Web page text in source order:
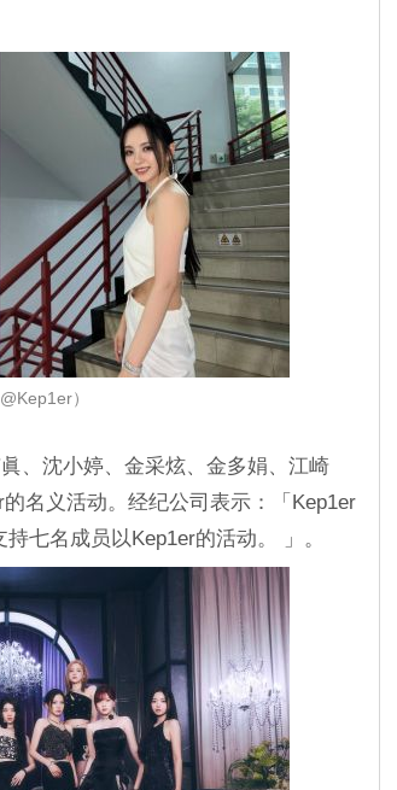
）
、沈小婷、金采炫、金多娟、江崎
名义活动。经纪公司表示：「Kep1er
七名成员以Kep1er的活动。 」。